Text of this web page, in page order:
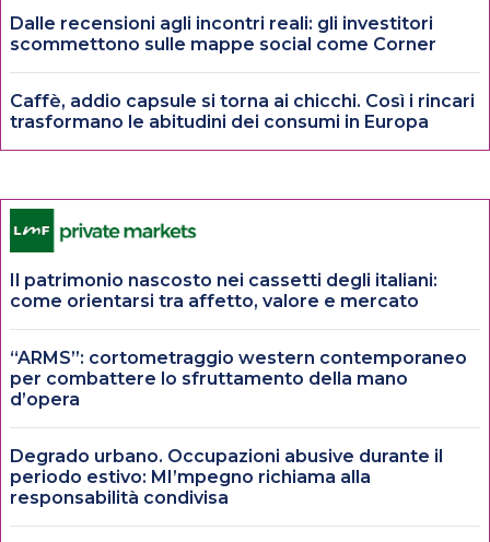
Dalle recensioni agli incontri reali: gli investitori
scommettono sulle mappe social come Corner
Caffè, addio capsule si torna ai chicchi. Così i rincari
trasformano le abitudini dei consumi in Europa
Il patrimonio nascosto nei cassetti degli italiani:
come orientarsi tra affetto, valore e mercato
“ARMS”: cortometraggio western contemporaneo
per combattere lo sfruttamento della mano
d’opera
Degrado urbano. Occupazioni abusive durante il
periodo estivo: MI’mpegno richiama alla
responsabilità condivisa